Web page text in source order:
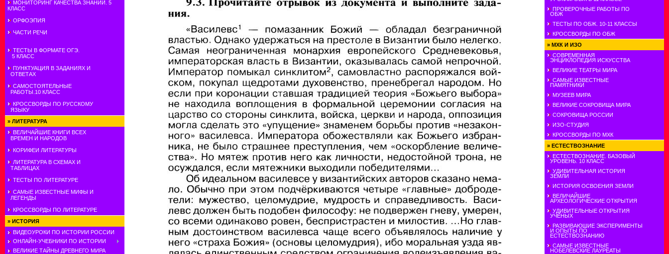
МОНИТОРИНГ КАЧЕСТВА ЗНАНИЙ. 5
КЛАСС
ОРФОЭПИЯ
ЧАСТИ РЕЧИ
ТЕСТЫ В ФОРМАТЕ ОГЭ.
5 КЛАСС
ПУНКТУАЦИЯ В ЗАДАНИЯХ И
ОТВЕТАХ
САМОСТОЯТЕЛЬНЫЕ
РАБОТЫ.10 КЛАСС
КРОССВОРДЫ ПО РУССКОМУ
ЯЗЫКУ
» ЛИТЕРАТУРА
ВЕЛИЧАЙШИЕ КНИГИ ВСЕХ
ВРЕМЕН И НАРОДОВ
КОРИФЕИ ЛИТЕРАТУРЫ
ЛИТЕРАТУРА В СХЕМАХ И
ТАБЛИЦАХ
ТЕСТЫ ПО ЛИТЕРАТУРЕ
САМЫЕ ИЗВЕСТНЫЕ МИФЫ И
ЛЕГЕНДЫ
КРОССВОРДЫ ПО ЛИТЕРАТУРЕ
» ИСТОРИЯ
ВИДЕОУРОКИ ПО ИСТОРИИ РОССИИ
ОНЛАЙН-УЧЕБНИКИ ПО ИСТОРИИ
ВЕЛИКИЕ ТАЙНЫ ДРЕВНЕГО МИРА
ПРОВЕРОЧНЫЕ РАБОТЫ ПО
ОБЖ
ТЕСТЫ ПО ОБЖ. 10-11 КЛАССЫ
КРОССВОРДЫ ПО ОБЖ
» МХК И ИЗО
СОВРЕМЕННАЯ
ЭНЦИКЛОПЕДИЯ ИСКУССТВА
ВЕЛИКИЕ ТЕАТРЫ МИРА
САМЫЕ ИЗВЕСТНЫЕ
ПАМЯТНИКИ
МУЗЕЕВ МИРА
ВЕЛИКИЕ СОКРОВИЩА МИРА
СОКРОВИЩА РОССИИ
ИЗО-СТУДИЯ
КРОССВОРДЫ ПО МХК
» ЕСТЕСТВОЗНАНИЕ
ЕСТЕСТВОЗНАНИЕ. БАЗОВЫЙ
УРОВЕНЬ. 10 КЛАСС
УДИВИТЕЛЬНАЯ ИСТОРИЯ
ЗЕМЛИ
ИСТОРИЯ ОСВОЕНИЯ ЗЕМЛИ
ВЕЛИЧАЙШИЕ
АРХЕОЛОГИЧЕСКИЕ ОТКРЫТИЯ
УДИВИТЕЛЬНЫЕ ОТКРЫТИЯ
УЧЕНЫХ
РАЗВИВАЮШИЕ ЭКСПЕРИМЕНТЫ
И ОПЫТЫ ПО
ЕСТЕСТВОЗНАНИЮ
САМЫЕ ИЗВЕСТНЫЕ
НОБЕЛЕВСКИЕ ЛАУРЕАТЫ